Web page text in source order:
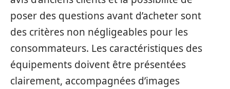
poser des questions avant d’acheter sont
des critères non négligeables pour les
consommateurs. Les caractéristiques des
équipements doivent être présentées
clairement, accompagnées d’images